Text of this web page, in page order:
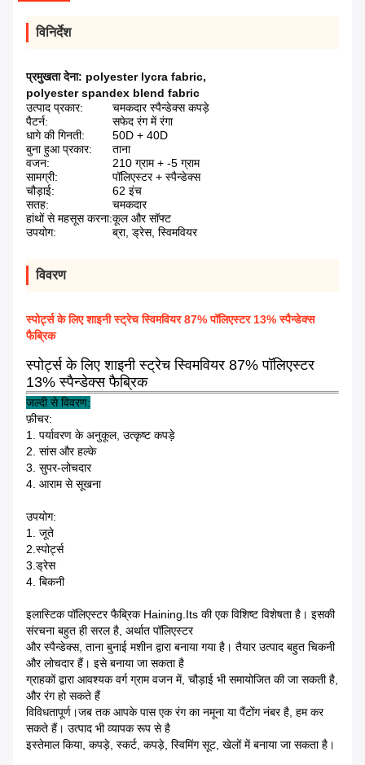
विनिर्देश
प्रमुखता देना: polyester lycra fabric,
polyester spandex blend fabric
उत्पाद प्रकार:
चमकदार स्पैन्डेक्स कपड़े
पैटर्न:
सफेद रंग में रंगा
धागे की गिनती:
50D + 40D
बुना हुआ प्रकार:
ताना
वजन:
210 ग्राम + -5 ग्राम
सामग्री:
पॉलिएस्टर + स्पैन्डेक्स
चौड़ाई:
62 इंच
सतह:
चमकदार
हांथों से महसूस करना:कूल और सॉफ्ट
उपयोग:
ब्रा, ड्रेस, स्विमवियर
विवरण
स्पोर्ट्स के लिए शाइनी स्ट्रेच स्विमवियर 87% पॉलिएस्टर 13% स्पैन्डेक्स
फैब्रिक
स्पोर्ट्स के लिए शाइनी स्ट्रेच स्विमवियर 87% पॉलिएस्टर
13% स्पैन्डेक्स फैब्रिक
जल्दी से विवरण:
फ़ीचर:
1. पर्यावरण के अनुकूल, उत्कृष्ट कपड़े
2. सांस और हल्के
3. सुपर-लोचदार
4. आराम से सूखना
उपयोग:
1. जूते
2.स्पोर्ट्स
3.ड्रेस
4. बिकनी
इलास्टिक पॉलिएस्टर फैब्रिक Haining.Its की एक विशिष्ट विशेषता है। इसकी
संरचना बहुत ही सरल है, अर्थात पॉलिएस्टर
और स्पैन्डेक्स, ताना बुनाई मशीन द्वारा बनाया गया है। तैयार उत्पाद बहुत चिकनी
और लोचदार हैं। इसे बनाया जा सकता है
ग्राहकों द्वारा आवश्यक वर्ग ग्राम वजन में, चौड़ाई भी समायोजित की जा सकती है,
और रंग हो सकते हैं
विविधतापूर्ण।जब तक आपके पास एक रंग का नमूना या पैंटोंग नंबर है, हम कर
सकते हैं। उत्पाद भी व्यापक रूप से है
इस्तेमाल किया, कपड़े, स्कर्ट, कपड़े, स्विमिंग सूट, खेलों में बनाया जा सकता है।